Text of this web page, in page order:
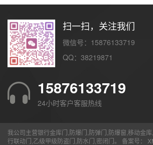
扫一扫，关注我们
微信号：15876133719
QQ：38219871
15876133719
24小时客户客服热线
我公司主营银行金库门,防爆门,防弹门,防爆窗,移动金
行联动门,乙级甲级防盗门,防水门,密闭门。 备案号：